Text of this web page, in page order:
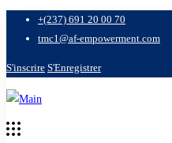
+(237) 691 20 00 70
tmc1@af-empowerment.com
S'inscrire S'Enregistrer